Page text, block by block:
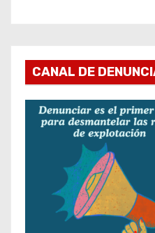
CANAL DE